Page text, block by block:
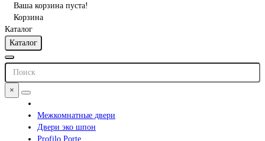
Ваша корзина пуста!
Корзина
Каталог
Каталог
×
Межкомнатные двери
Двери эко шпон
Profilo Porte